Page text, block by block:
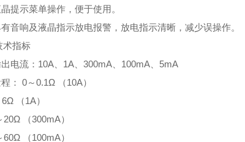
提示菜单操作，便于使用。
音响及液晶指示放电报警，放电指示清晰，减少误操作。
术指标
电流：10A、1A、300mA、100mA、5mA
： 0～0.1Ω （10A）
（1A）
（300mA）
（100mA）